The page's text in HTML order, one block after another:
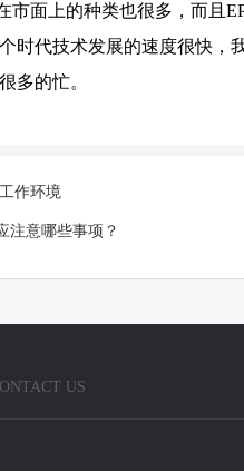
市面上的种类也很多，而且
时代技术发展的速度很快，
多的忙。
作环境
注意哪些事项？
US